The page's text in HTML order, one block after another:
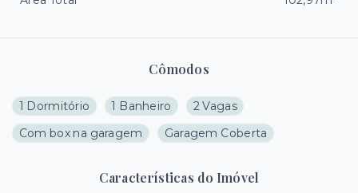
Cômodos
1 Dormitório 1 Banheiro
2 Vagas
Com box na garagem
Garagem Coberta
Características do Imóvel